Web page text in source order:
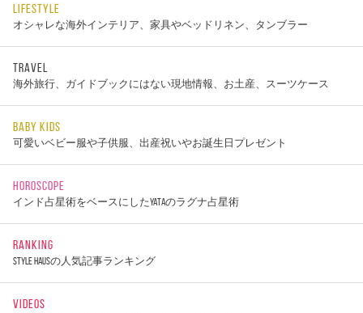
LIFESTYLE
オシャレな海外インテリア、家具やベッドリネン、タンブラー
TRAVEL
海外旅行、ガイドブックにはない現地情報、お土産、スーツケース
BABY KIDS
可愛いベビー服や子供服、出産祝いやお誕生日プレゼント
HOROSCOPE
インド占星術をベースにしたYATAのラグナ占星術
RANKING
STYLE HAUSの人気記事ランキング
VIDEOS